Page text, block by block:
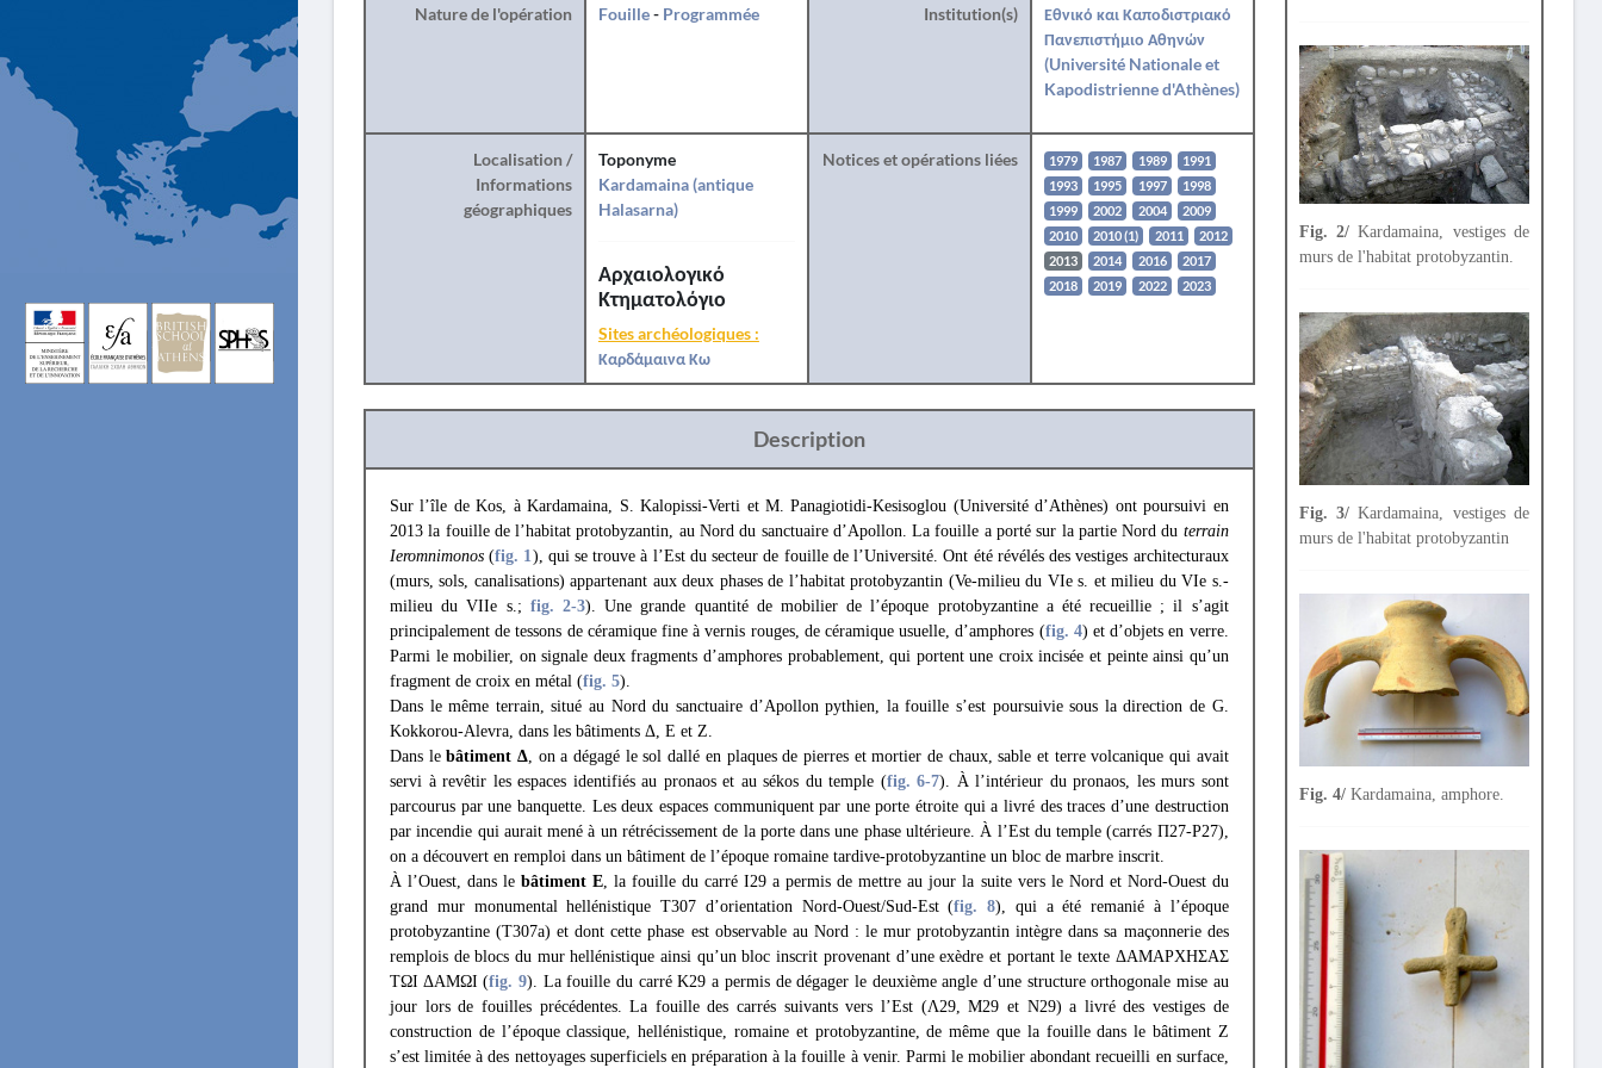
Nature de l'opération Fouille- Programmée Institution(s)
Εθνικό και Καποδιστριακό
Πανεπιστήμιο Αθηνών
(Université Nationale et
Kapodistrienne d'Athènes)
Localisation /
Informations
géographiques
Toponyme
Kardamaina (antique
Halasarna)
Αρχαιολογικό
Κτηματολόγιο
Sites archéologiques :
Καρδάμαινα Κω
Notices et opérations liées 1979 1987 1989
1991
1993
1995 1997
1998
1999
2002 2004
2009
2010
2010 (1) 2011
2012
2013
2014 2016
2017
2018
2019 2022 2023
Description
Sur l’île de Kos, à Kardamaina, S. Kalopissi-Verti et M. Panagiotidi-Kesisoglou (Université d’Athènes) ont poursuivi en
2013 la fouille de l’habitat protobyzantin, au Nord du sanctuaire d’Apollon. La fouille a porté sur la partie Nord du terrain
Ieromnimonos (fig. 1), qui se trouve à l’Est du secteur de fouille de l’Université. Ont été révélés des vestiges architecturaux
(murs, sols, canalisations) appartenant aux deux phases de l’habitat protobyzantin (Ve-milieu du VIe s. et milieu du VIe s.-
milieu du VIIe s.; fig. 2-3). Une grande quantité de mobilier de l’époque protobyzantine a été recueillie ; il s’agit
principalement de tessons de céramique fine à vernis rouges, de céramique usuelle, d’amphores (fig. 4) et d’objets en verre.
Parmi le mobilier, on signale deux fragments d’amphores probablement, qui portent une croix incisée et peinte ainsi qu’un
fragment de croix en métal (fig. 5).
Dans le même terrain, situé au Nord du sanctuaire d’Apollon pythien, la fouille s’est poursuivie sous la direction de G.
Kokkorou-Alevra, dans les bâtiments Δ, Ε et Z.
Dans lebâtiment Δ, on a dégagé le sol dallé en plaques de pierres et mortier de chaux, sable et terre volcanique qui avait
servi à revêtir les espaces identifiés au pronaos et au sékos du temple (fig. 6-7). À l’intérieur du pronaos, les murs sont
parcourus par une banquette. Les deux espaces communiquent par une porte étroite qui a livré des traces d’une destruction
par incendie qui aurait mené à un rétrécissement de la porte dans une phase ultérieure. À l’Est du temple (carrés Π27-Ρ27),
on a découvert en remploi dans un bâtiment de l’époque romaine tardive-protobyzantine un bloc de marbre inscrit.
À l’Ouest, dans lebâtiment E, la fouille du carré I29 a permis de mettre au jour la suite vers le Nord et Nord-Ouest du
grand mur monumental hellénistique T307 d’orientation Nord-Ouest/Sud-Est (fig. 8), qui a été remanié à l’époque
protobyzantine (T307a) et dont cette phase est observable au Nord : le mur protobyzantin intègre dans sa maçonnerie des
remplois de blocs du mur hellénistique ainsi qu’un bloc inscrit provenant d’une exèdre et portant le texte ΔΑΜΑΡΧΗΣΑΣ
ΤΩΙ ΔΑΜΩΙ (fig. 9). La fouille du carré K29 a permis de dégager le deuxième angle d’une structure orthogonale mise au
jour lors de fouilles précédentes. La fouille des carrés suivants vers l’Est (Λ29, Μ29 et Ν29) a livré des vestiges de
construction de l’époque classique, hellénistique, romaine et protobyzantine, de même que la fouille dans le bâtiment Z
s’est limitée à des nettoyages superficiels en préparation à la fouille à venir. Parmi le mobilier abondant recueilli en surface,
Fig. 2/ Kardamaina, vestiges de
murs de l'habitat protobyzantin.
Fig. 3/ Kardamaina, vestiges de
murs de l'habitat protobyzantin
Fig. 4/Kardamaina, amphore.